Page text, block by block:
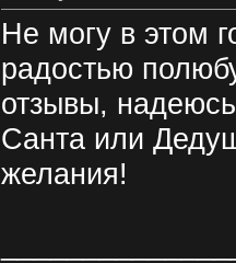
Не могу в этом
радостью
отзывы,
Санта или
желания!